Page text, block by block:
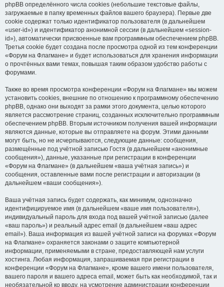
phpBB определённого числа cookies (небольшие текстовые файлы,
загружаемые в папку временных файлов вашего браузера). Первые две
cookie содержат только идентификатор пользователя (в дальнейшем
«user-id») и идентификатор анонимной сессии (в дальнейшем «session-
id»), автоматически присвоенные вам программным обеспечением phpBB.
Третья cookie будет создана после просмотра одной из тем конференции
«Форум на Флагмане» и будет использоваться для хранения информации
о прочтённых вами темах, повышая таким образом удобство работы с
форумами.
Также во время просмотра конференции «Форум на Флагмане» мы можем
установить cookies, внешние по отношению к программному обеспечению
phpBB, однако они выходят за рамки этого документа, целью которого
является рассмотрение страниц, созданных исключительно программным
обеспечением phpBB. Вторым источником получения вашей информации
являются данные, которые вы отправляете на форум. Этими данными
могут быть, но не исчерпываются, следующие данные: сообщения,
размещённые под учётной записью Гостя (в дальнейшем «анонимные
сообщения»), данные, указанные при регистрации в конференции
«Форум на Флагмане» (в дальнейшем «ваша учётная запись») и
сообщения, оставленные вами после регистрации и авторизации (в
дальнейшем «ваши сообщения»).
Ваша учётная запись будет содержать, как минимум, однозначно
идентифицируемое имя (в дальнейшем «ваше имя пользователя»),
индивидуальный пароль для входа под вашей учётной записью (далее
«ваш пароль») и реальный адрес email (в дальнейшем «ваш адрес
email»). Ваша информация из вашей учётной записи на форумах «Форум
на Флагмане» охраняется законами о защите компьютерной
информации, применяемыми в стране, предоставляющей нам услуги
хостинга. Любая информация, запрашиваемая при регистрации в
конференции «Форум на Флагмане», кроме вашего имени пользователя,
вашего пароля и вашего адреса email, может быть как необходимой, так и
необязательной ко вводу, на усмотрение администрации конференции